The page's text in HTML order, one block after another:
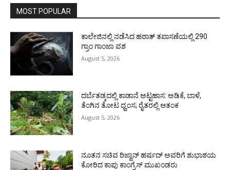
MOST POPULAR
ಕಾಲೇಜಿನಲ್ಲಿ ನಡೆಸಿದ ಹಠಾತ್ ತಪಾಸಣೆಯಲ್ಲಿ 290
ಗ್ರಾಂ ಗಾಂಜಾ ವಶ
August 5, 2026
ದರ್ಬೆತಡ್ಕದಲ್ಲಿ ಕಾಡಾನೆ ಅಟ್ಟಹಾಸ: ಅಡಿಕೆ, ಬಾಳೆ,
ತೆಂಗಿನ ತೋಟ ಧ್ವಂಸ; ರೈತರಲ್ಲಿ ಆತಂಕ
August 5, 2026
ನೂತನ ಸಚಿವ ರಿಜ್ವಾನ್ ಹರ್ಷದ್ ಅವರಿಗೆ ಶುಭಾಶಯ
ಕೋರಿದ ಕಾಪು ಕಾಂಗ್ರೆಸ್ ಮುಖಂಡರು